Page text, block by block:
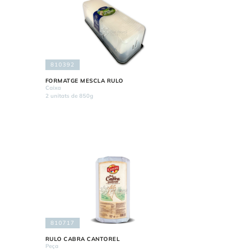
810392
FORMATGE MESCLA RULO
Caixa
2 unitats de 850g
810717
RULO CABRA CANTOREL
Peça